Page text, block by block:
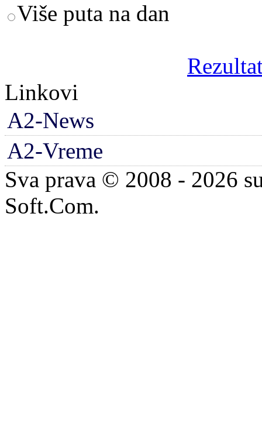
Više puta na dan
Linkovi
A2-News
A2-Vreme
Sva prava © 2008 - 2026
Soft.Com.